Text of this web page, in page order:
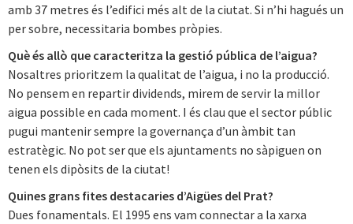
amb 37 metres és l’edifici més alt de la ciutat. Si n’hi hagués un
per sobre, necessitaria bombes pròpies.
Què és allò que caracteritza la gestió pública de l’aigua?
Nosaltres prioritzem la qualitat de l’aigua, i no la producció.
No pensem en repartir dividends, mirem de servir la millor
aigua possible en cada moment. I és clau que el sector públic
pugui mantenir sempre la governança d’un àmbit tan
estratègic. No pot ser que els ajuntaments no sàpiguen on
tenen els dipòsits de la ciutat!
Quines grans fites destacaries d’Aigües del Prat?
Dues fonamentals. El 1995 ens vam connectar a la xarxa